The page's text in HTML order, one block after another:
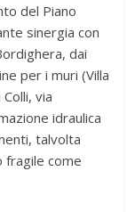
del Piano
sinergia con
dai
per i muri (Villa
via
idraulica
talvolta
fragile come